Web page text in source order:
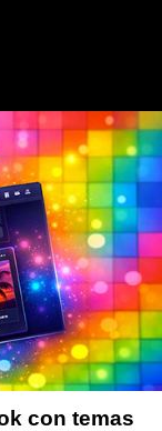
con temas